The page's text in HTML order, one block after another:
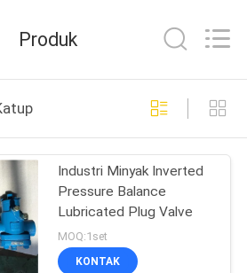
Segmen
54
Produk
Industri Minyak Inverted
Pressure Balance
Lubricated Plug Valve
MOQ:1set
KONTAK